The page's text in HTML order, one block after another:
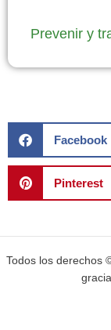
Prevenir y
Facebook
Pinterest
Todos los derechos